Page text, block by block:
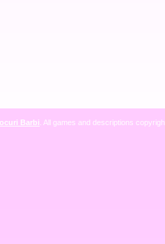
Barbi . All games and descriptions